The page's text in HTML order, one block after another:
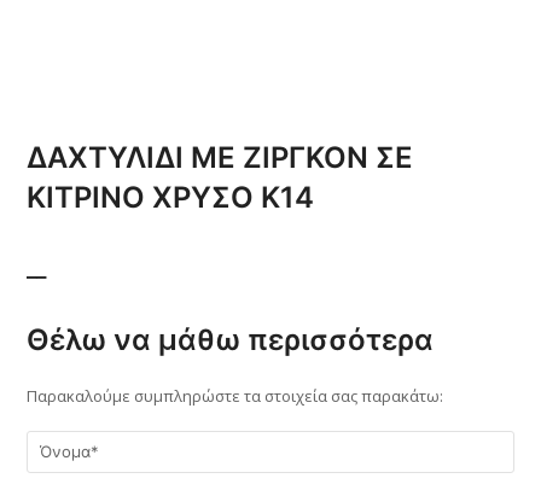
ΔΑΧΤΥΛΙΔΙ ΜΕ ΖΙΡΓΚΟΝ ΣΕ
ΚΙΤΡΙΝΟ ΧΡΥΣΟ Κ14
Θέλω να μάθω περισσότερα
Παρακαλούμε συμπληρώστε τα στοιχεία σας παρακάτω: